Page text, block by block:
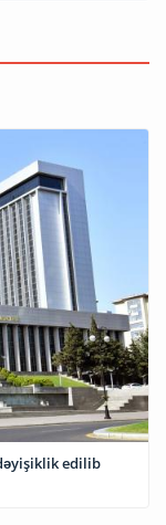
edilib